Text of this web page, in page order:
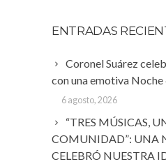
ENTRADAS
Coronel Suárez
con una emotiva Noche
6 agosto, 2026
“TRES MÚSICAS,
COMUNIDAD”: UNA
CELEBRÓ NUESTRA